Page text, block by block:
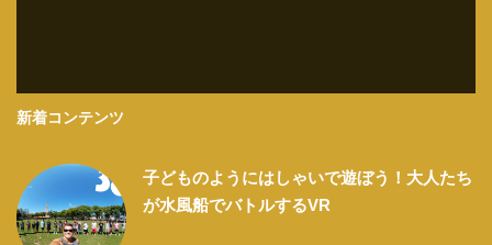
新着コンテンツ
子どものようにはしゃいで遊ぼう！大人たち
が水風船でバトルするVR